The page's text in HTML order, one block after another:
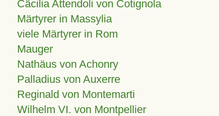
Cäcilia Attendoli von Cotignola
Märtyrer in Massylia
viele Märtyrer in Rom
Mauger
Nathäus von Achonry
Palladius von Auxerre
Reginald von Montemarti
Wilhelm VI. von Montpellier